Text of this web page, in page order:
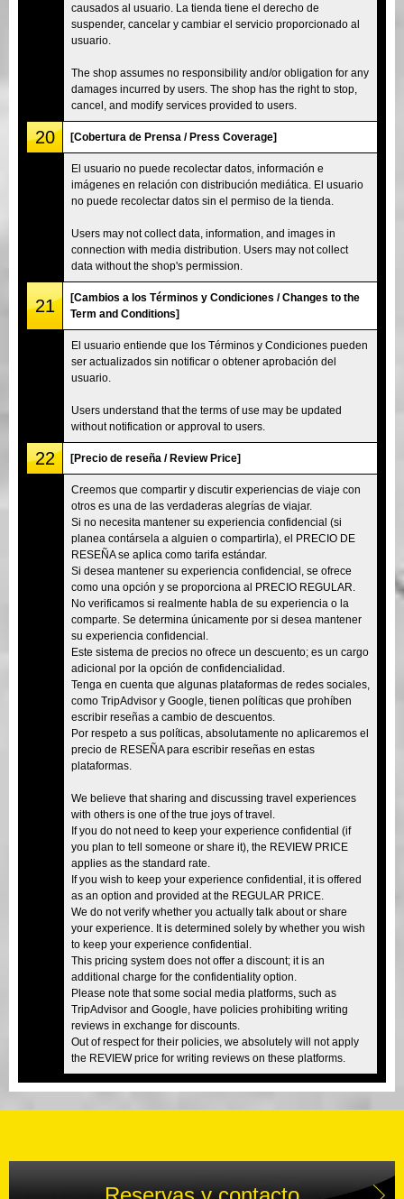
causados al usuario. La tienda tiene el derecho de
suspender, cancelar y cambiar el servicio proporcionado al
usuario.
The shop assumes no responsibility and/or obligation for any
damages incurred by users. The shop has the right to stop,
cancel, and modify services provided to users.
20 [Cobertura de Prensa / Press Coverage]
El usuario no puede recolectar datos, información e
imágenes en relación con distribución mediática. El usuario
no puede recolectar datos sin el permiso de la tienda.
Users may not collect data, information, and images in
connection with media distribution. Users may not collect
data without the shop's permission.
21
[Cambios a los Términos y Condiciones / Changes to the
Term and Conditions]
El usuario entiende que los Términos y Condiciones pueden
ser actualizados sin notificar o obtener aprobación del
usuario.
Users understand that the terms of use may be updated
without notification or approval to users.
22 [Precio de reseña / Review Price]
Creemos que compartir y discutir experiencias de viaje con
otros es una de las verdaderas alegrías de viajar.
Si no necesita mantener su experiencia confidencial (si
planea contársela a alguien o compartirla), el PRECIO DE
RESEÑA se aplica como tarifa estándar.
Si desea mantener su experiencia confidencial, se ofrece
como una opción y se proporciona al PRECIO REGULAR.
No verificamos si realmente habla de su experiencia o la
comparte. Se determina únicamente por si desea mantener
su experiencia confidencial.
Este sistema de precios no ofrece un descuento; es un cargo
adicional por la opción de confidencialidad.
Tenga en cuenta que algunas plataformas de redes sociales,
como TripAdvisor y Google, tienen políticas que prohíben
escribir reseñas a cambio de descuentos.
Por respeto a sus políticas, absolutamente no aplicaremos el
precio de RESEÑA para escribir reseñas en estas
plataformas.
We believe that sharing and discussing travel experiences
with others is one of the true joys of travel.
If you do not need to keep your experience confidential (if
you plan to tell someone or share it), the REVIEW PRICE
applies as the standard rate.
If you wish to keep your experience confidential, it is offered
as an option and provided at the REGULAR PRICE.
We do not verify whether you actually talk about or share
your experience. It is determined solely by whether you wish
to keep your experience confidential.
This pricing system does not offer a discount; it is an
additional charge for the confidentiality option.
Please note that some social media platforms, such as
TripAdvisor and Google, have policies prohibiting writing
reviews in exchange for discounts.
Out of respect for their policies, we absolutely will not apply
the REVIEW price for writing reviews on these platforms.